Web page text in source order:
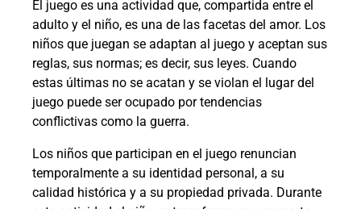
El juego es una actividad que, compartida entre el
adulto y el niño, es una de las facetas del amor. Los
niños que juegan se adaptan al juego y aceptan sus
reglas, sus normas; es decir, sus leyes. Cuando
estas últimas no se acatan y se violan el lugar del
juego puede ser ocupado por tendencias
conflictivas como la guerra.
Los niños que participan en el juego renuncian
temporalmente a su identidad personal, a su
calidad histórica y a su propiedad privada. Durante